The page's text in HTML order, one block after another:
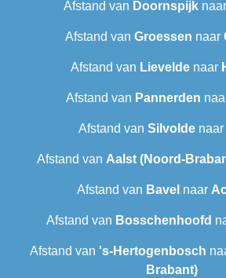
Afstand van Doornspijknaar
Afstand van Groessen naar
Afstand van Lievelde naar
Afstand van Pannerden
Afstand van Silvoldenaar
Afstand van Aalst (Noord-
Afstand van Bavel naar
Afstand van Bosschenhoofd
Afstand van 's-Hertogenbosch
Brabant)